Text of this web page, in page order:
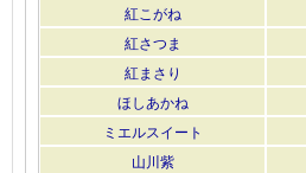
紅こがね
紅さつま
紅まさり
ほしあかね
ミエルスイート
山川紫